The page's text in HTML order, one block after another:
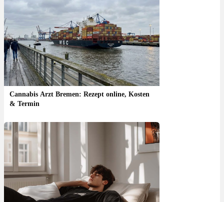
Cannabis Arzt Bremen: Rezept online, Kosten
& Termin